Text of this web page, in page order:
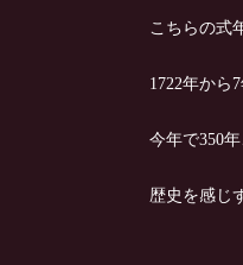
こちらの式
1722年から
今年で350
歴史を感じ